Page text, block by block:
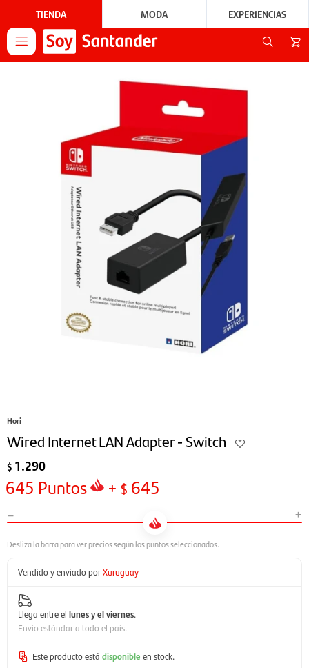
TIENDA MODA EXPERIENCIAS

Hori
Wired Internet LAN Adapter - Switch
$ 1.290
645 Puntos + $ 645
- +
Vendido y enviado porXuruguay
Llega entre el lunes y el viernes.
Envío estándar a todo el país.
Este producto está disponible en stock.